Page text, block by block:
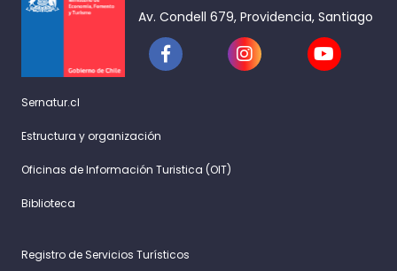
Av. Condell 679, Providencia, Santiago
Sernatur.cl
Estructura y organización
Oficinas de Información Turistica (OIT)
Biblioteca
Registro de Servicios Turísticos